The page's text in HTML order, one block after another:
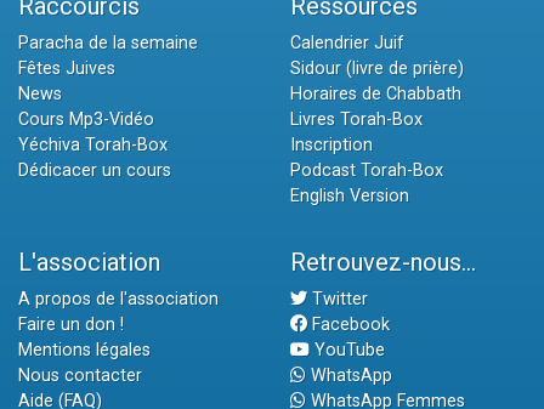
Raccourcis
Paracha de la semaine
Fêtes Juives
News
Cours Mp3-Vidéo
Yéchiva Torah-Box
Dédicacer un cours
Ressources
Calendrier Juif
Sidour (livre de prière)
Horaires de Chabbath
Livres Torah-Box
Inscription
Podcast Torah-Box
English Version
L'association
A propos de l'association
Faire un don !
Mentions légales
Nous contacter
Aide (FAQ)
Retrouvez-nous...
Twitter
Facebook
YouTube
WhatsApp
WhatsApp Femmes